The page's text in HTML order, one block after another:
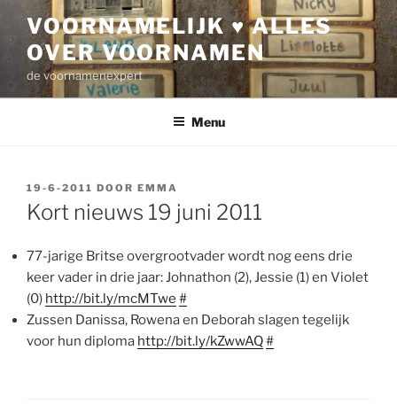
inhoud
VOORNAMELIJK ♥ ALLES
OVER VOORNAMEN
de voornamenexpert
Menu
GEPLAATST
OP
19-6-2011 DOOR EMMA
Kort nieuws 19 juni 2011
77-jarige Britse overgrootvader wordt nog eens drie
keer vader in drie jaar: Johnathon (2), Jessie (1) en Violet
(0) http://bit.ly/mcMTwe #
Zussen Danissa, Rowena en Deborah slagen tegelijk
voor hun diploma http://bit.ly/kZwwAQ#